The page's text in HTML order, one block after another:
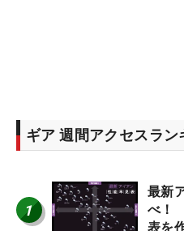
ギア 週間アクセスラン
1
最新
べ！
表を